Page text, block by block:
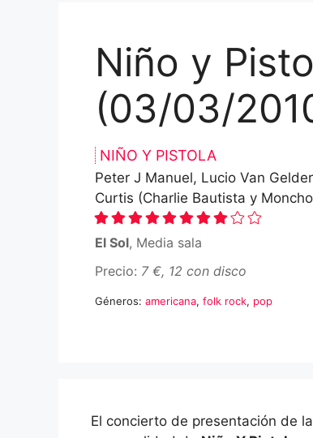
Niño y
(03/03/
NIÑO Y PISTOLA
Peter J Manuel, Lucio Van
Curtis (Charlie Bautista y
El Sol, Media sala
Precio: 7 €, 12 con disco
Géneros: americana, folk rock, pop
El concierto de presentación de